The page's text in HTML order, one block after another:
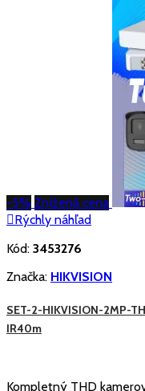
-5% Znížená cena
Rýchly náhľad
Kód: 3453276
Značka: HIKVISION
SET-2-HIKVISION-2MP-
IR40m
Kompletný THD